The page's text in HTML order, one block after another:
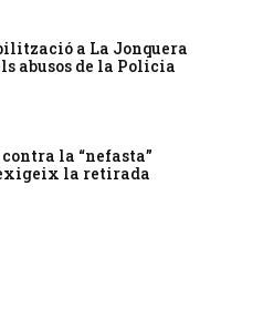
a La Jonquera
abusos de la Policia
la “nefasta”
la retirada